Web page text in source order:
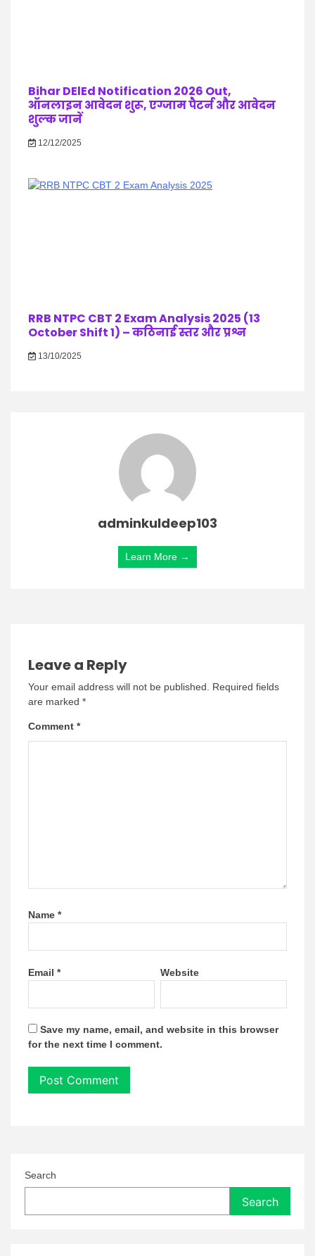
Bihar DElEd Notification 2026 Out,
ऑनलाइन आवेदन शुरू, एग्जाम पैटर्न और आवेदन
शुल्क जानें
12/12/2025
RRB NTPC CBT 2 Exam Analysis 2025 (13
October Shift 1) – कठिनाई स्तर और प्रश्न
13/10/2025
adminkuldeep103
Learn More →
Leave a Reply
Your email address will not be published.
Required fields
are marked *
Comment *
Name *
Email * Website
Save my name, email, and website in this browser
for the next time I comment.
Search
Search